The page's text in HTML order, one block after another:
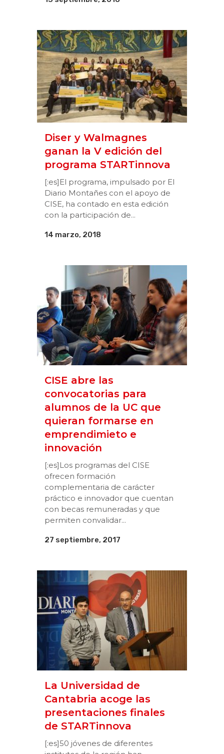
Diser y Walmagnes
ganan la V edición del
programa STARTinnova
[:es]El programa, impulsado por El
Diario Montañes con el apoyo de
CISE, ha contado en esta edición
con la participación de...
14 marzo, 2018
CISE abre las
convocatorias para
alumnos de la UC que
quieran formarse en
emprendimieto e
innovación
[:es]Los programas del CISE
ofrecen formación
complementaria de carácter
práctico e innovador que cuentan
con becas remuneradas y que
permiten convalidar...
27 septiembre, 2017
La Universidad de
Cantabria acoge las
presentaciones finales
de STARTinnova
[:es]50 jóvenes de diferentes